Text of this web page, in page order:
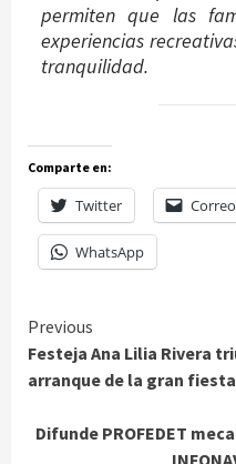
permiten que las
experiencias
tranquilidad.
Comparte en:
Twitter
WhatsApp
Continue
Reading
Previous
Festeja Ana Lilia Rivera
arranque de la gran
Difunde PROFEDET